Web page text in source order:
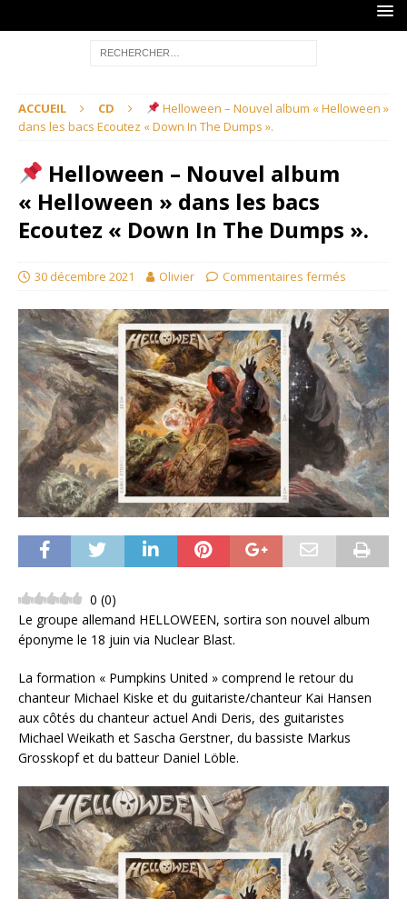
ACCUEIL CD
Helloween – Nouvel album « Helloween »
dans les bacs Ecoutez « Down In The Dumps ».
Helloween – Nouvel album
« Helloween » dans les bacs
Ecoutez « Down In The Dumps ».
30 décembre 2021 Olivier Commentaires fermés
0 (0)
Le groupe allemand HELLOWEEN, sortira son nouvel album
éponyme le 18 juin via Nuclear Blast.
La formation « Pumpkins United » comprend le retour du
chanteur Michael Kiske et du guitariste/chanteur Kai Hansen
aux côtés du chanteur actuel Andi Deris, des guitaristes
Michael Weikath et Sascha Gerstner, du bassiste Markus
Grosskopf et du batteur Daniel Löble.